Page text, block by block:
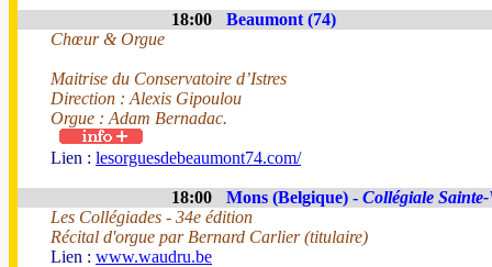
18:00
Beaumont (74)
Chœur & Orgue
Maitrise du Conservatoire d’Istres
Direction : Alexis Gipoulou
Orgue : Adam Bernadac.
Lien : lesorguesdebeaumont74.com/
18:00 Mons (Belgique) - Collégiale
Les Collégiades - 34e édition
Récital d'orgue par Bernard Carlier (titulaire)
Lien : www.waudru.be